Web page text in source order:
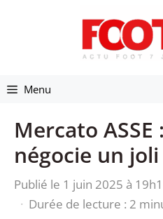
Menu
Mercato
négocie un
Publié le 1 juin 2025 à
· Durée de lecture : 2